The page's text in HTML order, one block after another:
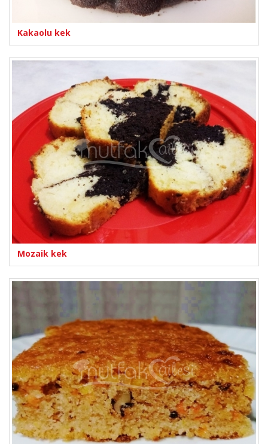
Kakaolu kek
Mozaik kek